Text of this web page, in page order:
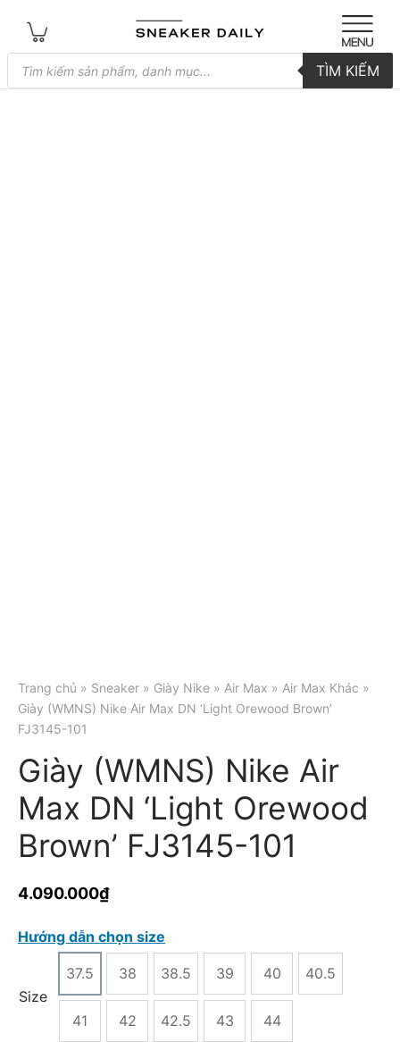
Tìm
kiếm
sản
TÌM KIẾM
Trang chủ » Sneaker » Giày Nike » Air Max » Air Max Khác »
Giày (WMNS) Nike Air Max DN ‘Light Orewood Brown’
FJ3145-101
Giày (WMNS) Nike Air
Max DN ‘Light Orewood
Brown’ FJ3145-101
4.090.000₫
Hướng dẫn chọn size
Size
37.5 38 38.5 39 40 40.5
41 42 42.5 43 44